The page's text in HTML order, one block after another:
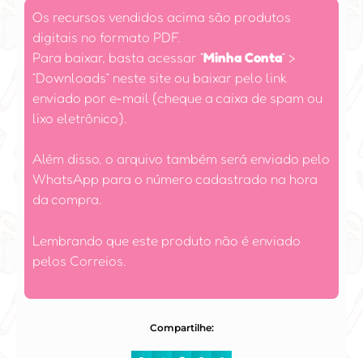
Os recursos vendidos acima são produtos
digitais no formato PDF.
Para baixar, basta acessar “Minha Conta”>
“Downloads” neste site ou baixar pelo link
enviado por e-mail (cheque a caixa de spam ou
lixo eletrônico).
Além disso, o arquivo também será enviado pelo
WhatsApp para o número cadastrado na hora
da compra.
Lembrando que este produto não é enviado
pelos Correios.
Compartilhe: